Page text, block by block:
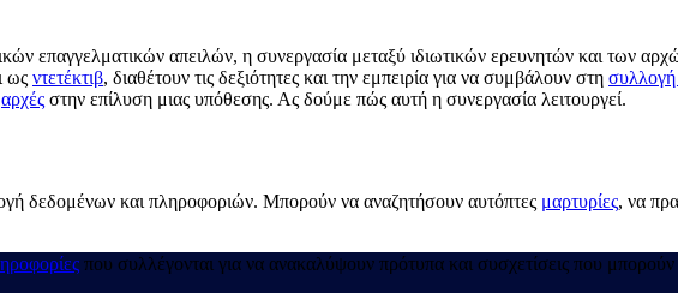
επαγγελματικών απειλών, η συνεργασία μεταξύ ιδιωτικών ερευνητών και των
ως ντετέκτιβ, διαθέτουν τις δεξιότητες και την εμπειρία για να συμβάλουν στη συλλογή
αρχές στην επίλυση μιας υπόθεσης. Ας δούμε πώς αυτή η συνεργασία λειτουργεί.
δεδομένων και πληροφοριών. Μπορούν να αναζητήσουν αυτόπτες μαρτυρίες, να
που συλλέγονται για να ανακαλύψουν πρότυπα και συσχετίσεις που